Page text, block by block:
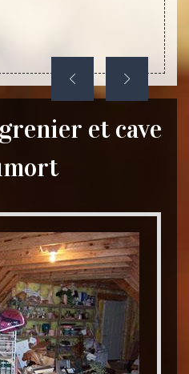
et cave